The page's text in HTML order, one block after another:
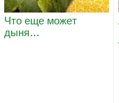
Что еще может
дыня…